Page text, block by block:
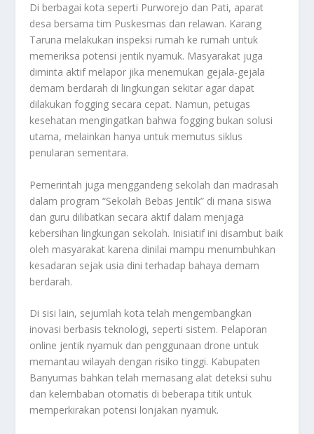
Di berbagai kota seperti Purworejo dan Pati, aparat
desa bersama tim Puskesmas dan relawan. Karang
Taruna melakukan inspeksi rumah ke rumah untuk
memeriksa potensi jentik nyamuk. Masyarakat juga
diminta aktif melapor jika menemukan gejala-gejala
demam berdarah di lingkungan sekitar agar dapat
dilakukan fogging secara cepat. Namun, petugas
kesehatan mengingatkan bahwa fogging bukan solusi
utama, melainkan hanya untuk memutus siklus
penularan sementara.
Pemerintah juga menggandeng sekolah dan madrasah
dalam program “Sekolah Bebas Jentik” di mana siswa
dan guru dilibatkan secara aktif dalam menjaga
kebersihan lingkungan sekolah. Inisiatif ini disambut baik
oleh masyarakat karena dinilai mampu menumbuhkan
kesadaran sejak usia dini terhadap bahaya demam
berdarah.
Di sisi lain, sejumlah kota telah mengembangkan
inovasi berbasis teknologi, seperti sistem. Pelaporan
online jentik nyamuk dan penggunaan drone untuk
memantau wilayah dengan risiko tinggi. Kabupaten
Banyumas bahkan telah memasang alat deteksi suhu
dan kelembaban otomatis di beberapa titik untuk
memperkirakan potensi lonjakan nyamuk.